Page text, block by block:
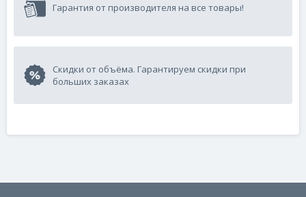
Гарантия от производителя на все товары!
Скидки от объёма. Гарантируем скидки при
больших заказах